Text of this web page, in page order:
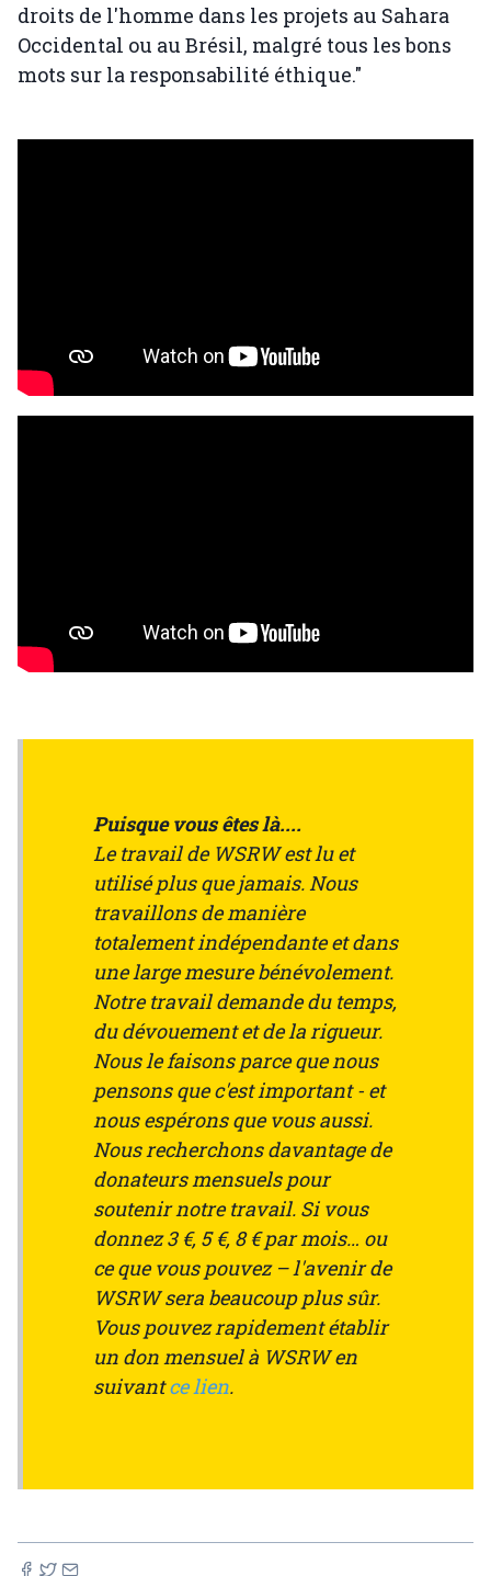
droits de l'homme dans les projets au Sahara
Occidental ou au Brésil, malgré tous les bons
mots sur la responsabilité éthique."
Puisque vous êtes là....
Le travail de WSRW est lu et
utilisé plus que jamais. Nous
travaillons de manière
totalement indépendante et dans
une large mesure bénévolement.
Notre travail demande du temps,
du dévouement et de la rigueur.
Nous le faisons parce que nous
pensons que c'est important - et
nous espérons que vous aussi.
Nous recherchons davantage de
donateurs mensuels pour
soutenir notre travail. Si vous
donnez 3 €, 5 €, 8 € par mois… ou
ce que vous pouvez – l'avenir de
WSRW sera beaucoup plus sûr.
Vous pouvez rapidement établir
un don mensuel à WSRW en
suivantce lien.